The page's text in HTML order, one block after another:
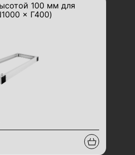
100 мм для
× Г400)